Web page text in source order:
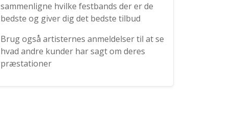
sammenligne hvilke festbands der er de
bedste og giver dig det bedste tilbud
Brug også artisternes anmeldelser til at se
hvad andre kunder har sagt om deres
præstationer